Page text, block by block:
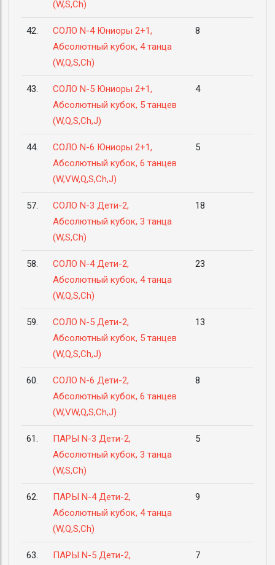
(W,S,Ch)
42.
СОЛО N-4 Юниоры 2+1,
Абсолютный кубок, 4 танца
(W,Q,S,Ch)
8
43.
СОЛО N-5 Юниоры 2+1,
Абсолютный кубок, 5 танцев
(W,Q,S,Ch,J)
4
44.
СОЛО N-6 Юниоры 2+1,
Абсолютный кубок, 6 танцев
(W,VW,Q,S,Ch,J)
5
57.
СОЛО N-3 Дети-2,
Абсолютный кубок, 3 танца
(W,S,Ch)
18
58.
СОЛО N-4 Дети-2,
Абсолютный кубок, 4 танца
(W,Q,S,Ch)
23
59.
СОЛО N-5 Дети-2,
Абсолютный кубок, 5 танцев
(W,Q,S,Ch,J)
13
60.
СОЛО N-6 Дети-2,
Абсолютный кубок, 6 танцев
(W,VW,Q,S,Ch,J)
8
61.
ПАРЫ N-3 Дети-2,
Абсолютный кубок, 3 танца
(W,S,Ch)
5
62.
ПАРЫ N-4 Дети-2,
Абсолютный кубок, 4 танца
(W,Q,S,Ch)
9
63.
ПАРЫ N-5 Дети-2,
7